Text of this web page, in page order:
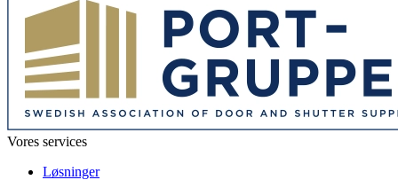
Vores services
Løsninger